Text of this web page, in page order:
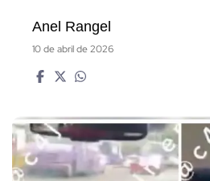
Anel Rangel
10 de abril de 2026